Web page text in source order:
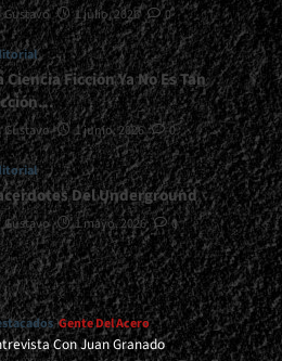
Gustavo 1 julio, 2026 0
Ciencia Ficción Ya No Es Tan
Gustavo 1 junio, 2026 0
Del Underground
Gustavo 1 mayo, 2026 0
Gente Del Acero
Con Juan Granado